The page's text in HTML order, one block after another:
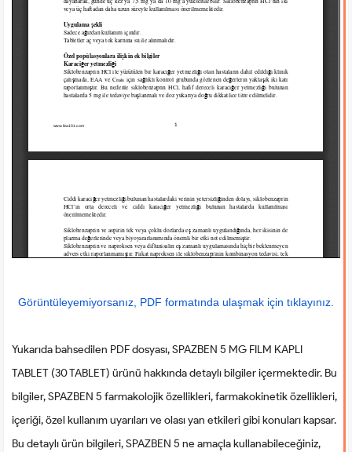
Görüntüleyemiyorsanız, PDF formatında ulaşmak için tıklayınız.
Yukarıda bahsedilen PDF dosyası, SPAZBEN 5 MG FILM KAPLI
TABLET (30 TABLET) ürünü hakkında detaylı bilgiler içermektedir. Bu
bilgiler, SPAZBEN 5 farmakolojik özellikleri, farmakokinetik özellikleri,
içeriği, özel kullanım uyarıları ve olası yan etkileri gibi konuları kapsar.
Bu detaylı ürün bilgileri, SPAZBEN 5 ne amaçla kullanabileceğiniz,